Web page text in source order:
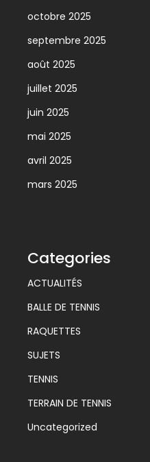
octobre 2025
septembre 2025
août 2025
juillet 2025
juin 2025
mai 2025
avril 2025
mars 2025
Categories
ACTUALITÉS
BALLE DE TENNIS
RAQUETTES
SUJETS
TENNIS
TERRAIN DE TENNIS
Uncategorized